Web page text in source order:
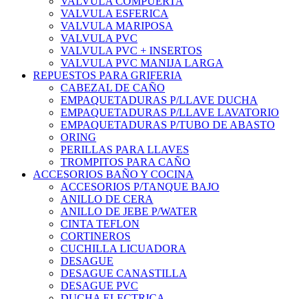
VALVULA ESFERICA
VALVULA MARIPOSA
VALVULA PVC
VALVULA PVC + INSERTOS
VALVULA PVC MANIJA LARGA
REPUESTOS PARA GRIFERIA
CABEZAL DE CAÑO
EMPAQUETADURAS P/LLAVE DUCHA
EMPAQUETADURAS P/LLAVE LAVATORIO
EMPAQUETADURAS P/TUBO DE ABASTO
ORING
PERILLAS PARA LLAVES
TROMPITOS PARA CAÑO
ACCESORIOS BAÑO Y COCINA
ACCESORIOS P/TANQUE BAJO
ANILLO DE CERA
ANILLO DE JEBE P/WATER
CINTA TEFLON
CORTINEROS
CUCHILLA LICUADORA
DESAGUE
DESAGUE CANASTILLA
DESAGUE PVC